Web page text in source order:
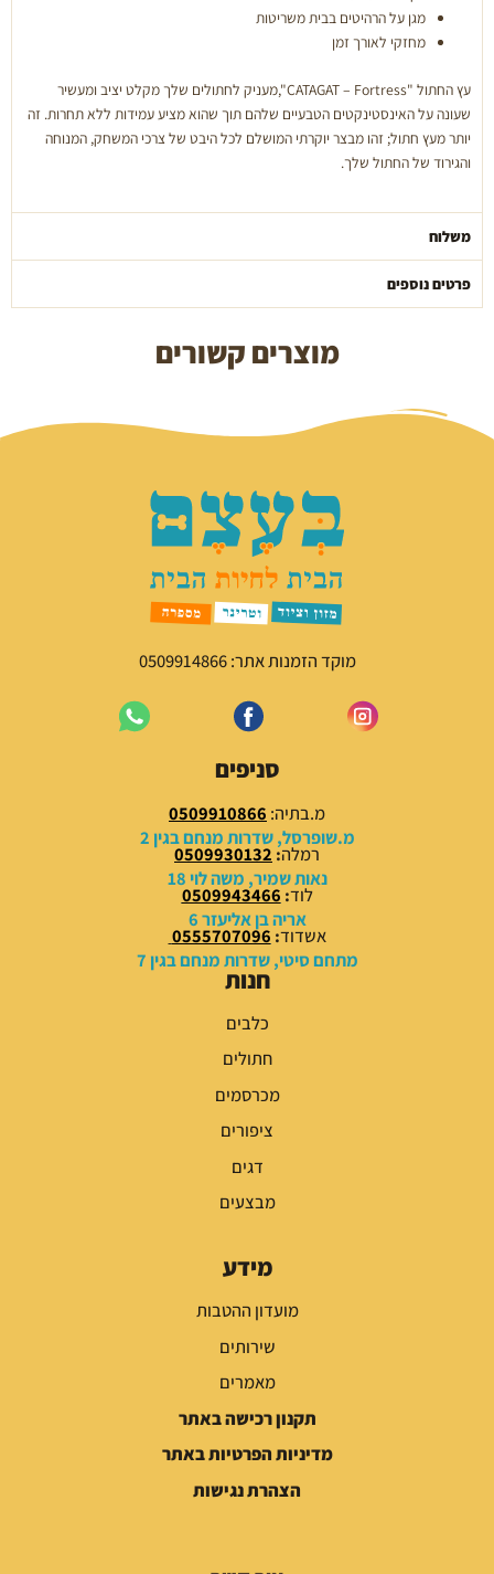
מגן על הרהיטים בבית משריטות
מחזקי לאורך זמן
עץ החתול "CATAGAT – Fortress",מעניק לחתולים שלך מקלט יציב ומעשיר
שעונה על האינסטינקטים הטבעיים שלהם תוך שהוא מציע עמידות ללא תחרות. זה
יותר מעץ חתול; זהו מבצר יוקרתי המושלם לכל היבט של צרכי המשחק, המנוחה
והגירוד של החתול שלך.
משלוח
פרטים נוספים
מוצרים קשורים
מוקד הזמנות אתר: 0509914866
סניפים
מ.בתיה: 0509910866
מ.שופרסל, שדרות מנחם בגין 2
רמלה:
0509930132
נאות שמיר, משה לוי 18
לוד:
0509943466
אריה בן אליעזר 6
אשדוד:
0555707096
מתחם סיטי, שדרות מנחם בגין 7
חנות
כלבים
חתולים
מכרסמים
ציפורים
דגים
מבצעים
מידע
מועדון ההטבות
שירותים
מאמרים
תקנון רכישה באתר
מדיניות הפרטיות באתר
הצהרת נגישות